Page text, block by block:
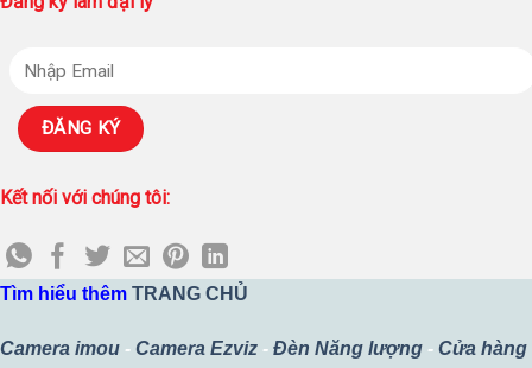
Kết nối với chúng tôi:
Tìm hiểu thêm TRANG CHỦ
Camera imou - Camera Ezviz - Đèn Năng lượng - Cửa hàng